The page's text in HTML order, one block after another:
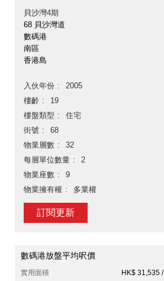
貝沙灣4期
68 貝沙灣道
數碼港
南區
香港島
入伙年份
2005
樓齡
19
樓盤類型
住宅
街號
68
物業層數
32
每層單位數量
2
物業座數
9
物業擁有權
多業權
訂閱更新
數碼港放盤平均呎價
實用面積
HK$ 31,535